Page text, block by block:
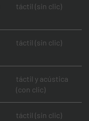
táctil (sin clic)
táctil (sin clic)
táctil y acústica
(con clic)
táctil (sin clic)